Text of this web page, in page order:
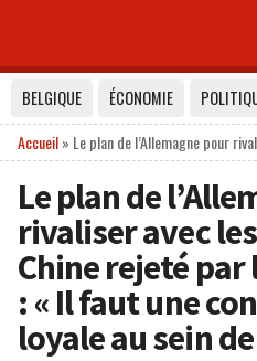
BELGIQUE ÉCONOMIE
Accueil» Le plan de l’Allemagne pour
Le plan de
rivaliser avec
Chine rejeté
: « Il faut une
loyale au sein de